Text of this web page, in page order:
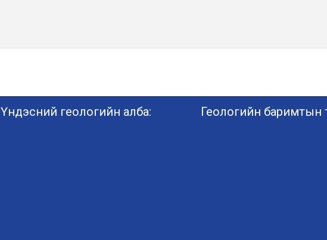
Үндэсний геологийн алба: Геологийн баримтын